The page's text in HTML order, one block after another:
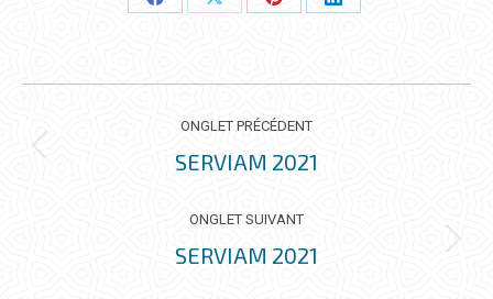
PartagerPartagerPartagerPartager
NAVIGATION
DE
COMMENTAIRE
ONGLET PRÉCÉDENT
Onglet
SERVIAM 2021
ONGLET SUIVANT
Onglet
SERVIAM 2021